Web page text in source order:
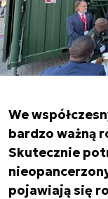
We
bardzo ważną
Skutecznie
pojawiają się